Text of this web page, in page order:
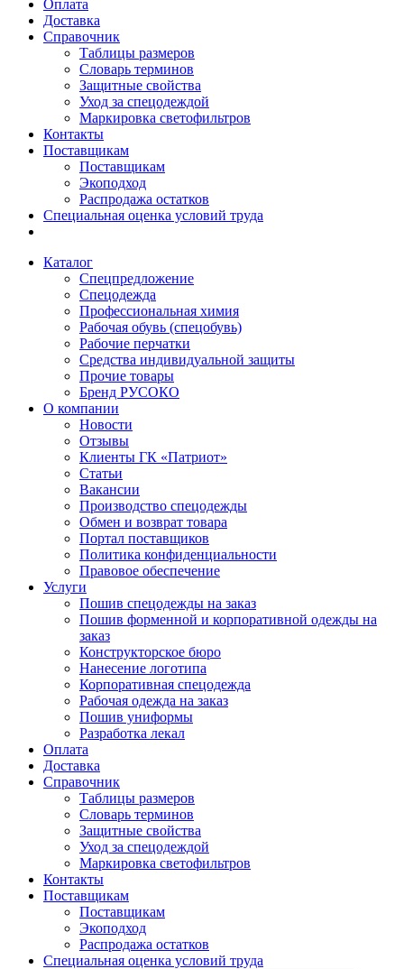
Оплата
Доставка
Справочник
Таблицы размеров
Словарь терминов
Защитные свойства
Уход за спецодеждой
Маркировка светофильтров
Контакты
Поставщикам
Поставщикам
Экоподход
Распродажа остатков
Специальная оценка условий труда
Каталог
Спецпредложение
Спецодежда
Профессиональная химия
Рабочая обувь (спецобувь)
Рабочие перчатки
Средства индивидуальной защиты
Прочие товары
Бренд РУСОКО
О компании
Новости
Отзывы
Клиенты ГК «Патриот»
Статьи
Вакансии
Производство спецодежды
Обмен и возврат товара
Портал поставщиков
Политика конфиденциальности
Правовое обеспечение
Услуги
Пошив спецодежды на заказ
Пошив форменной и корпоративной одежды на
заказ
Конструкторское бюро
Нанесение логотипа
Корпоративная спецодежда
Рабочая одежда на заказ
Пошив униформы
Разработка лекал
Оплата
Доставка
Справочник
Таблицы размеров
Словарь терминов
Защитные свойства
Уход за спецодеждой
Маркировка светофильтров
Контакты
Поставщикам
Поставщикам
Экоподход
Распродажа остатков
Специальная оценка условий труда